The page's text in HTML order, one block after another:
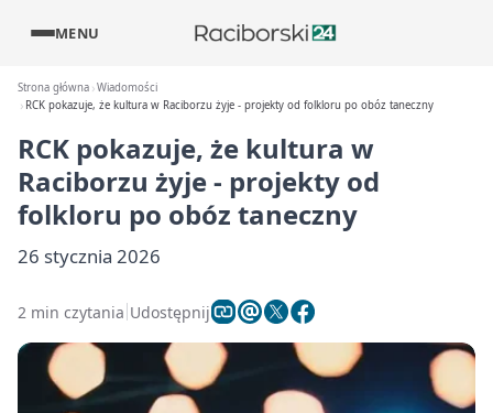
MENU
Strona główna Wiadomości
RCK pokazuje, że kultura w Raciborzu żyje - projekty od folkloru po obóz taneczny
RCK pokazuje, że kultura w
Raciborzu żyje - projekty od
folkloru po obóz taneczny
26 stycznia 2026
2 min czytania Udostępnij